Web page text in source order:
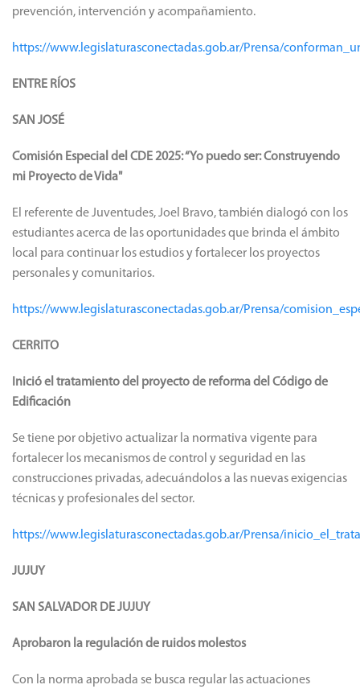
prevención, intervención y acompañamiento.
https://www.legislaturasconectadas.gob.ar/Prensa/
ENTRE RÍOS
SAN JOSÉ
Comisión Especial del CDE 2025: “Yo puedo ser: Construyendo
mi Proyecto de Vida"
El referente de Juventudes, Joel Bravo, también dialogó con los
estudiantes acerca de las oportunidades que brinda el ámbito
local para continuar los estudios y fortalecer los proyectos
personales y comunitarios.
https://www.legislaturasconectadas.gob.ar/Prensa/
CERRITO
Inició el tratamiento del proyecto de reforma del Código de
Edificación
Se tiene por objetivo actualizar la normativa vigente para
fortalecer los mecanismos de control y seguridad en las
construcciones privadas, adecuándolos a las nuevas exigencias
técnicas y profesionales del sector.
https://www.legislaturasconectadas.gob.ar/Prensa/
JUJUY
SAN SALVADOR DE JUJUY
Aprobaron la regulación de ruidos molestos
Con la norma aprobada se busca regular las actuaciones